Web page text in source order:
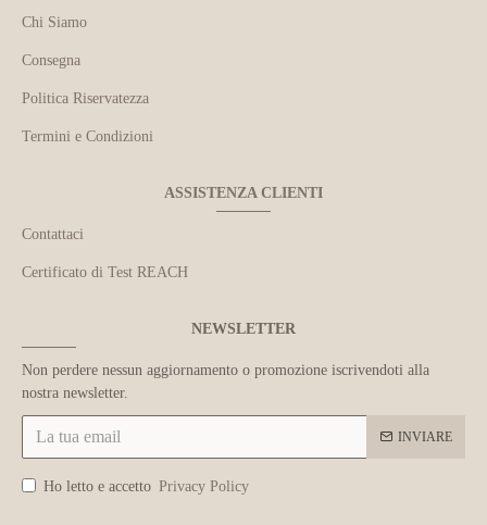
Chi Siamo
Consegna
Politica Riservatezza
Termini e Condizioni
ASSISTENZA CLIENTI
Contattaci
Certificato di Test REACH
NEWSLETTER
Non perdere nessun aggiornamento o promozione iscrivendoti alla
nostra newsletter.
INVIARE
Ho letto e accetto Privacy Policy